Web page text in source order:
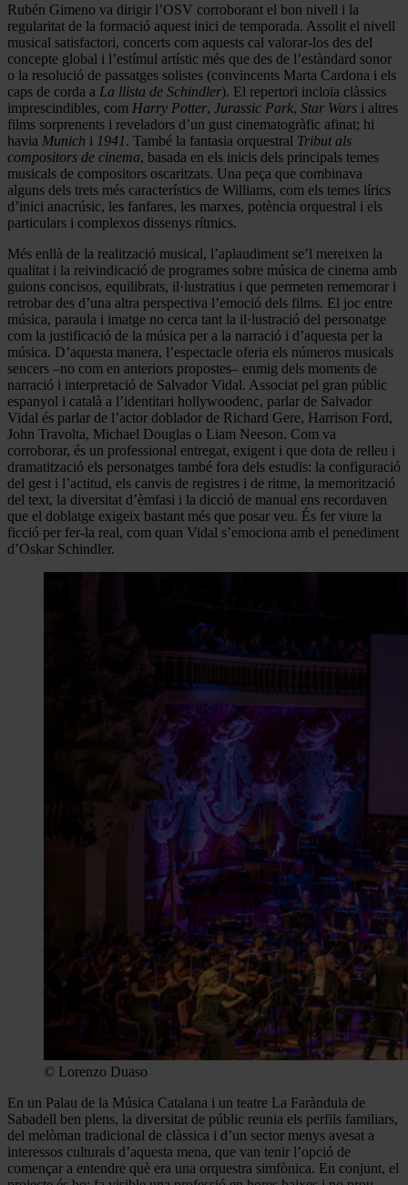
Rubén Gimeno va dirigir l’OSV corroborant el bon nivell i la
regularitat de la formació aquest inici de temporada. Assolit el nivell
musical satisfactori, concerts com aquests cal valorar-los des del
concepte global i l’estímul artístic més que des de l’estàndard sonor
o la resolució de passatges solistes (convincents Marta Cardona i els
caps de corda a La llista de Schindler). El repertori incloïa clàssics
imprescindibles, com Harry Potter, Jurassic Park, Star Wars i altres
films sorprenents i reveladors d’un gust cinematogràfic afinat; hi
havia Munich i 1941. També la fantasia orquestral Tribut als
compositors de cinema, basada en els inicis dels principals temes
musicals de compositors oscaritzats. Una peça que combinava
alguns dels trets més característics de Williams, com els temes lírics
d’inici anacrúsic, les fanfares, les marxes, potència orquestral i els
particulars i complexos dissenys rítmics.
Més enllà de la realització musical, l’aplaudiment se’l mereixen la
qualitat i la reivindicació de programes sobre música de cinema amb
guions concisos, equilibrats, il·lustratius i que permeten rememorar i
retrobar des d’una altra perspectiva l’emoció dels films. El joc entre
música, paraula i imatge no cerca tant la il·lustració del personatge
com la justificació de la música per a la narració i d’aquesta per la
música. D’aquesta manera, l’espectacle oferia els números musicals
sencers –no com en anteriors propostes– enmig dels moments de
narració i interpretació de Salvador Vidal. Associat pel gran públic
espanyol i català a l’identitari hollywoodenc, parlar de Salvador
Vidal és parlar de l’actor doblador de Richard Gere, Harrison Ford,
John Travolta, Michael Douglas o Liam Neeson. Com va
corroborar, és un professional entregat, exigent i que dota de relleu i
dramatització els personatges també fora dels estudis: la configuració
del gest i l’actitud, els canvis de registres i de ritme, la memorització
del text, la diversitat d’èmfasi i la dicció de manual ens recordaven
que el doblatge exigeix bastant més que posar veu. És fer viure la
ficció per fer-la real, com quan Vidal s’emociona amb el penediment
d’Oskar Schindler.
© Lorenzo Duaso
En un Palau de la Música Catalana i un teatre La Faràndula de
Sabadell ben plens, la diversitat de públic reunia els perfils familiars,
del melòman tradicional de clàssica i d’un sector menys avesat a
interessos culturals d’aquesta mena, que van tenir l’opció de
començar a entendre què era una orquestra simfònica. En conjunt, el